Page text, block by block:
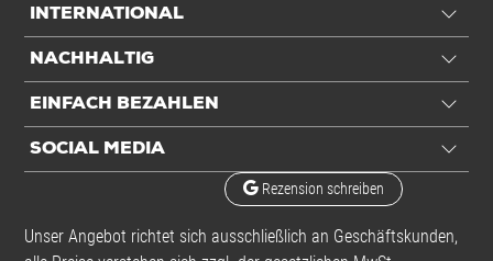
INTERNATIONAL
NACHHALTIG
EINFACH BEZAHLEN
SOCIAL MEDIA
Rezension schreiben
Unser Angebot richtet sich ausschließlich an Geschäftskunden,